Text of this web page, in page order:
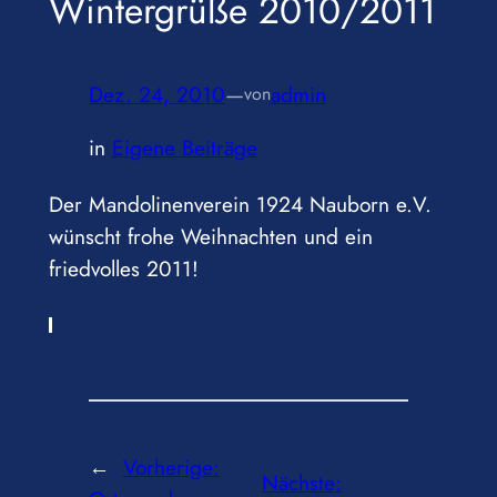
Dez. 24, 2010—vonadmin
in Eigene Beiträge
Der Mandolinenverein 1924 Nauborn e.V.
wünscht frohe Weihnachten und ein
friedvolles 2011!
← Vorherige:
Nächste: